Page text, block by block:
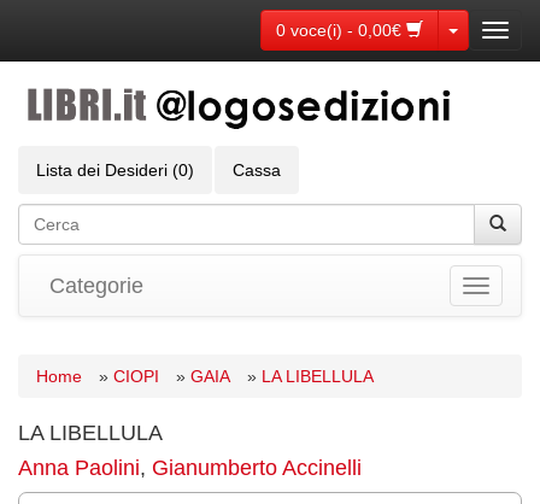
0 voce(i) - 0,00€ Toggle
Lista dei Desideri (0) Cassa
Toggle
Categorie
Home » CIOPI » GAIA » LA LIBELLULA
LA LIBELLULA
Anna Paolini, Gianumberto Accinelli